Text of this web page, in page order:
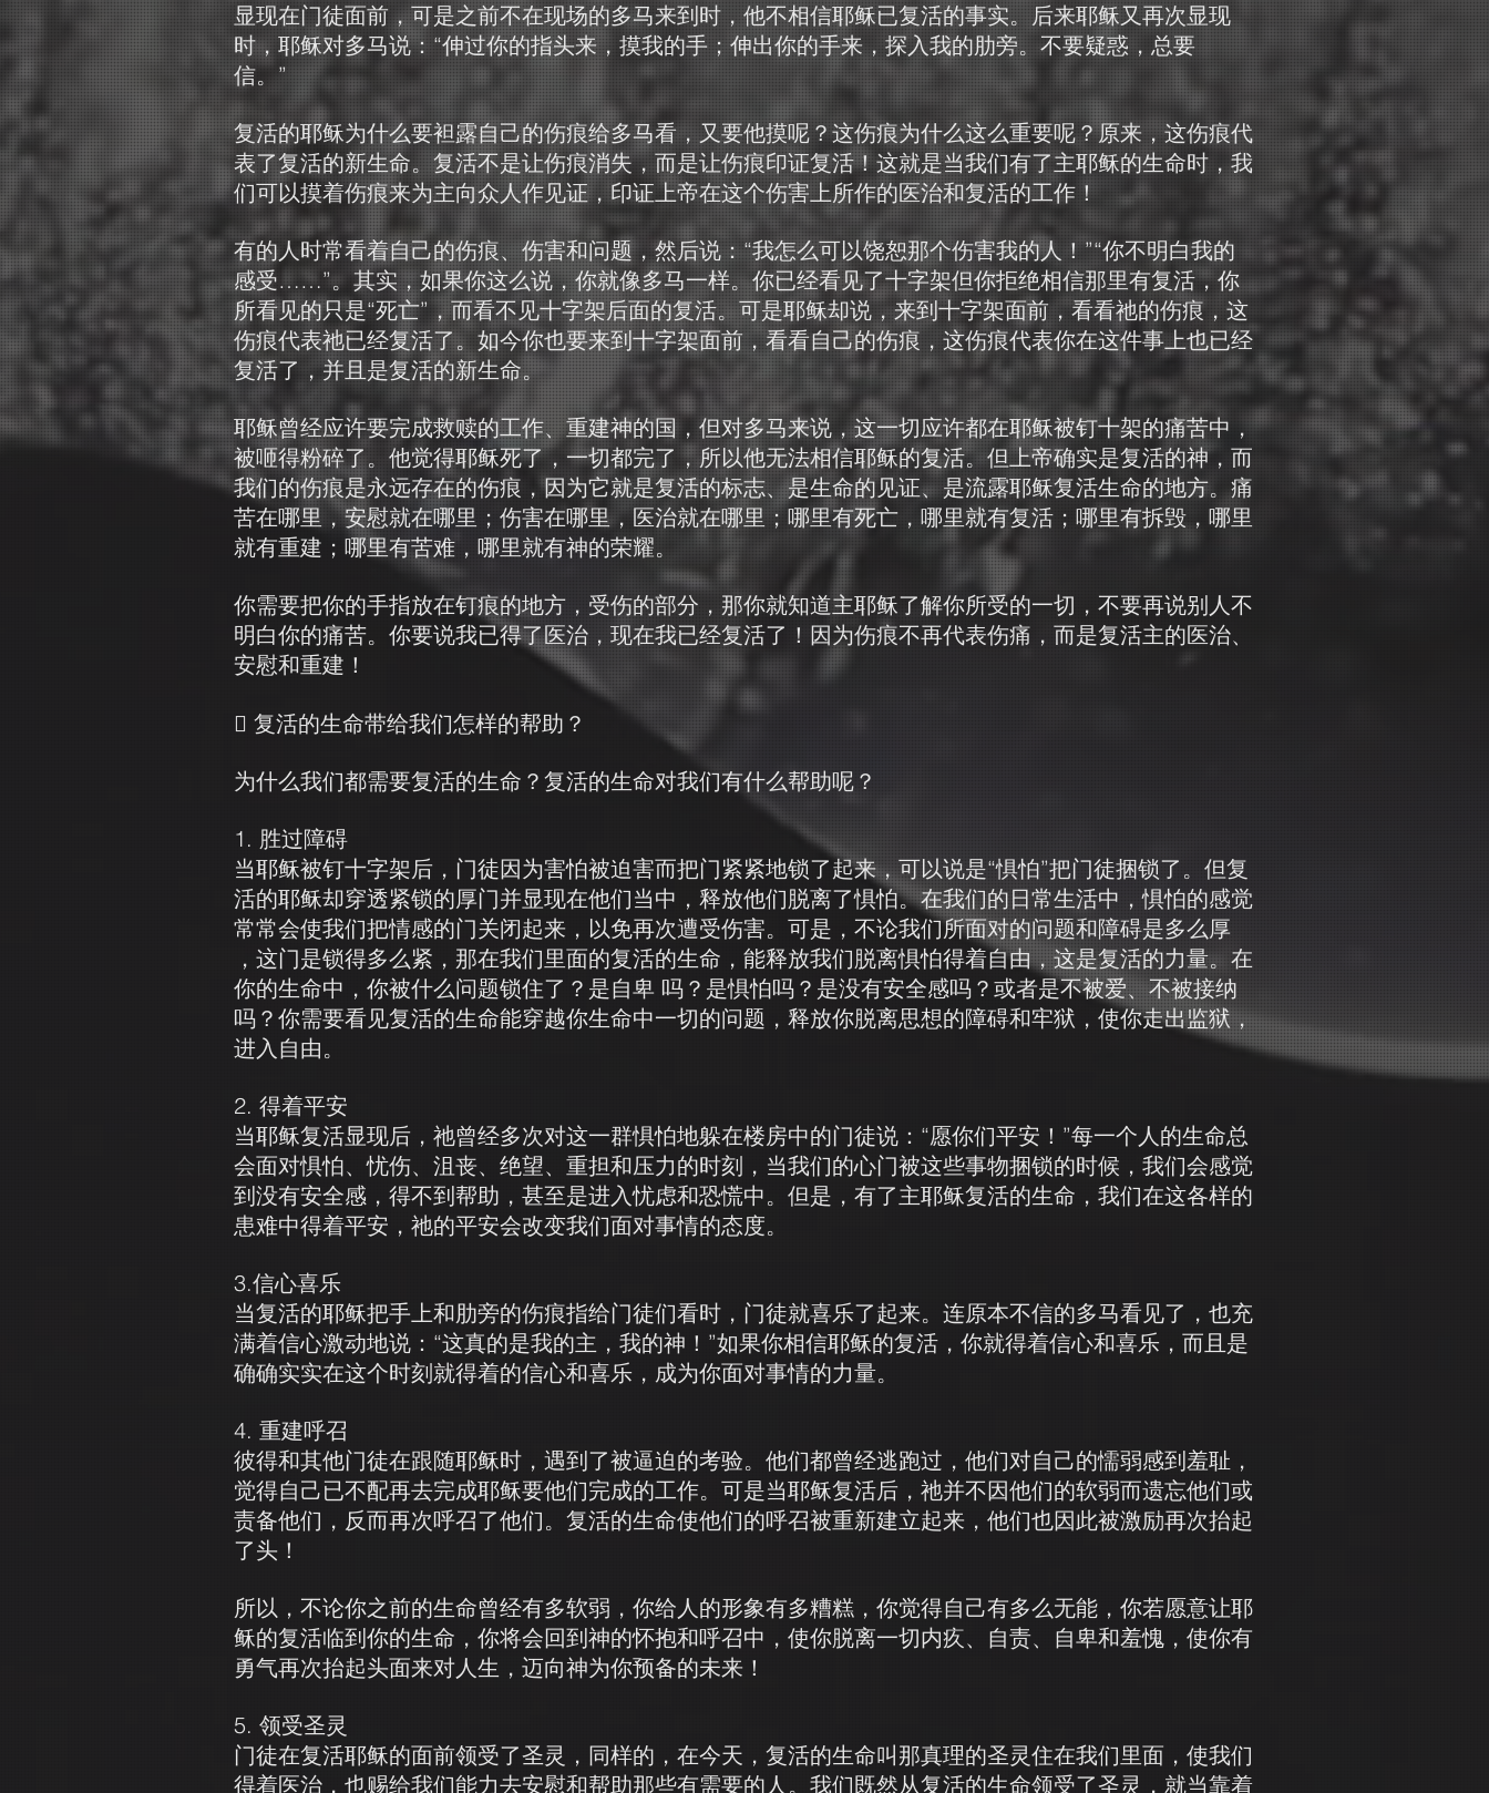
显现在门徒面前，可是之前不在现场的多马来到时，他不相信耶稣已复活的事实。后来耶稣又再次显现
时，耶稣对多马说：“伸过你的指头来，摸我的手；伸出你的手来，探入我的肋旁。不要疑惑，总要
信。”
复活的耶稣为什么要袒露自己的伤痕给多马看，又要他摸呢？这伤痕为什么这么重要呢？原来，这伤痕代
表了复活的新生命。复活不是让伤痕消失，而是让伤痕印证复活！这就是当我们有了主耶稣的生命时，我
们可以摸着伤痕来为主向众人作见证，印证上帝在这个伤害上所作的医治和复活的工作！
有的人时常看着自己的伤痕、伤害和问题，然后说：“我怎么可以饶恕那个伤害我的人！”“你不明白我的
感受……”。其实，如果你这么说，你就像多马一样。你已经看见了十字架但你拒绝相信那里有复活，你
所看见的只是“死亡”，而看不见十字架后面的复活。可是耶稣却说，来到十字架面前，看看祂的伤痕，这
伤痕代表祂已经复活了。如今你也要来到十字架面前，看看自己的伤痕，这伤痕代表你在这件事上也已经
复活了，并且是复活的新生命。
耶稣曾经应许要完成救赎的工作、重建神的国，但对多马来说，这一切应许都在耶稣被钉十架的痛苦中，
被咂得粉碎了。他觉得耶稣死了，一切都完了，所以他无法相信耶稣的复活。但上帝确实是复活的神，而
我们的伤痕是永远存在的伤痕，因为它就是复活的标志、是生命的见证、是流露耶稣复活生命的地方。痛
苦在哪里，安慰就在哪里；伤害在哪里，医治就在哪里；哪里有死亡，哪里就有复活；哪里有拆毁，哪里
就有重建；哪里有苦难，哪里就有神的荣耀。
你需要把你的手指放在钉痕的地方，受伤的部分，那你就知道主耶稣了解你所受的一切，不要再说别人不
明白你的痛苦。你要说我已得了医治，现在我已经复活了！因为伤痕不再代表伤痛，而是复活主的医治、
安慰和重建！
 复活的生命带给我们怎样的帮助？
为什么我们都需要复活的生命？复活的生命对我们有什么帮助呢？
1. 胜过障碍
当耶稣被钉十字架后，门徒因为害怕被迫害而把门紧紧地锁了起来，可以说是“惧怕”把门徒捆锁了。但复
活的耶稣却穿透紧锁的厚门并显现在他们当中，释放他们脱离了惧怕。在我们的日常生活中，惧怕的感觉
常常会使我们把情感的门关闭起来，以免再次遭受伤害。可是，不论我们所面对的问题和障碍是多么厚
，这门是锁得多么紧，那在我们里面的复活的生命，能释放我们脱离惧怕得着自由，这是复活的力量。 在
你的生命中，你被什么问题锁住了？是自卑 吗？是惧怕吗？是没有安全感吗？或者是不被爱、不被接纳
吗？你需要看见复活的生命能穿越你生命中一切的问题，释放你脱离思想的障碍和牢狱，使你走出监狱，
进入自由。
2. 得着平安
当耶稣复活显现后，祂曾经多次对这一群惧怕地躲在楼房中的门徒说：“愿你们平安！”每一个人的生命总
会面对惧怕、忧伤、沮丧、绝望、重担和压力的时刻，当我们的心门被这些事物捆锁的时候，我们会感觉
到没有安全感，得不到帮助，甚至是进入忧虑和恐慌中。但是，有了主耶稣复活的生命，我们在这各样的
患难中得着平安，祂的平安会改变我们面对事情的态度。
3.信心喜乐
当复活的耶稣把手上和肋旁的伤痕指给门徒们看时，门徒就喜乐了起来。连原本不信的多马看见了，也充
满着信心激动地说：“这真的是我的主，我的神！”如果你相信耶稣的复活，你就得着信心和喜乐，而且是
确确实实在这个时刻就得着的信心和喜乐，成为你面对事情的力量。
4. 重建呼召
彼得和其他门徒在跟随耶稣时，遇到了被逼迫的考验。他们都曾经逃跑过，他们对自己的懦弱感到羞耻，
觉得自己已不配再去完成耶稣要他们完成的工作。可是当耶稣复活后，祂并不因他们的软弱而遗忘他们或
责备他们，反而再次呼召了他们。复活的生命使他们的呼召被重新建立起来，他们也因此被激励再次抬起
了头！
所以，不论你之前的生命曾经有多软弱，你给人的形象有多糟糕，你觉得自己有多么无能，你若愿意让耶
稣的复活临到你的生命，你将会回到神的怀抱和呼召中，使你脱离一切内疚、自责、自卑和羞愧，使你有
勇气再次抬起头面来对人生，迈向神为你预备的未来！
5. 领受圣灵
门徒在复活耶稣的面前领受了圣灵，同样的，在今天，复活的生命叫那真理的圣灵住在我们里面，使我们
得着医治，也赐给我们能力去安慰和帮助那些有需要的人。我们既然从复活的生命领受了圣灵，就当靠着